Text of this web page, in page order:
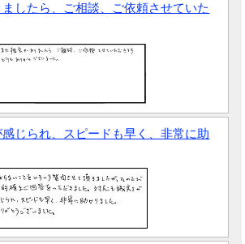
したら、ご相談、ご依頼させていた
じられ、スピードも早く、非常に助